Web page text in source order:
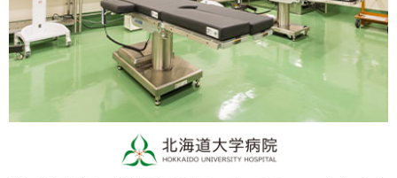
北海道大学 2023.09.15
2023/09/20 医工連携セミナーのお知らせ
「献体を使用した臨床医学の 教育・研究システムと医療機
器開発の最新動向」